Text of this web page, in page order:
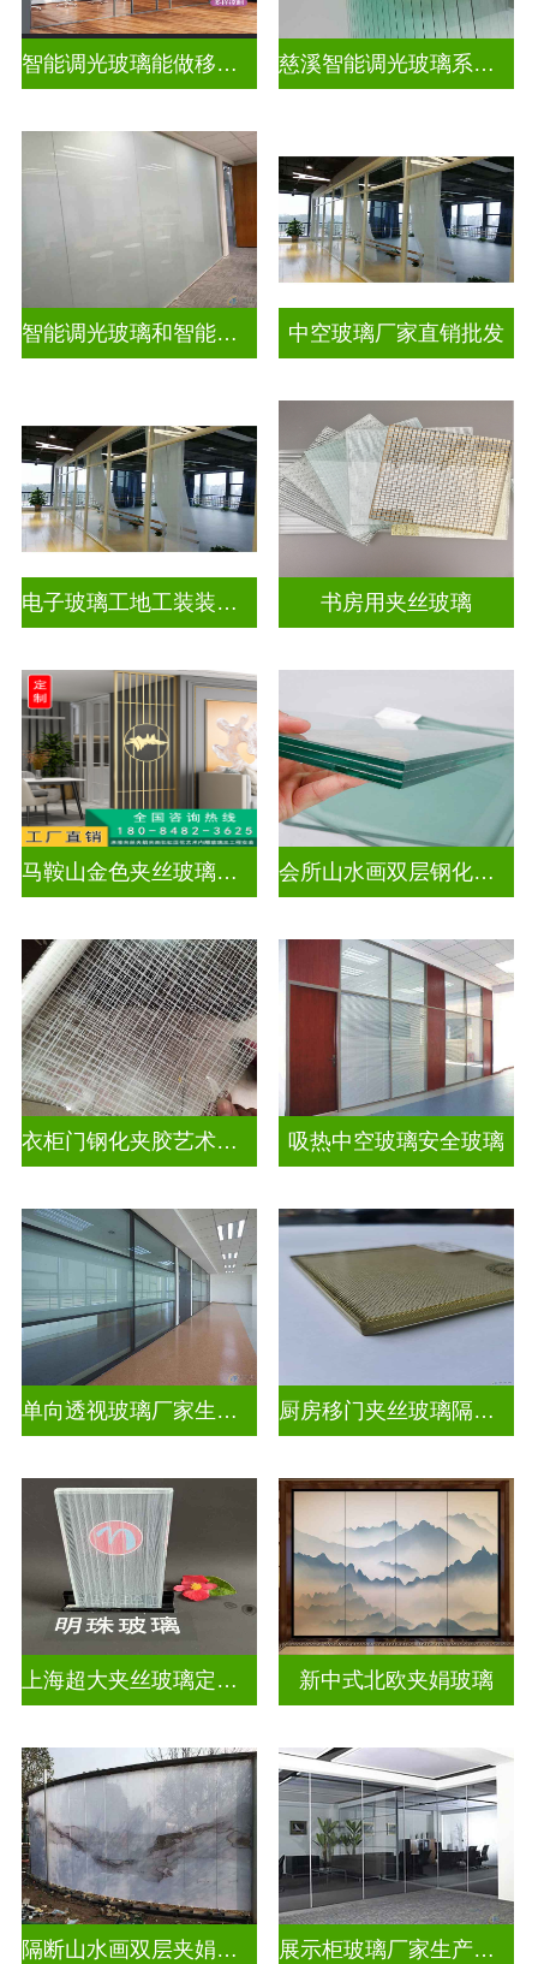
智能调光玻璃能做移动电源吗 慈溪智能调光玻璃系统隔断拆装
智能调光玻璃和智能智能调光玻璃电控玻璃一样吗 中空玻璃厂家直销批发
电子玻璃工地工装装饰玻璃 书房用夹丝玻璃
马鞍山金色夹丝玻璃价格多少 会所山水画双层钢化夹胶
衣柜门钢化夹胶艺术玻璃 吸热中空玻璃安全玻璃
单向透视玻璃厂家生产安装 厨房移门夹丝玻璃隔断图片
上海超大夹丝玻璃定制公司 新中式北欧夹娟玻璃
隔断山水画双层夹娟玻璃 展示柜玻璃厂家生产安装